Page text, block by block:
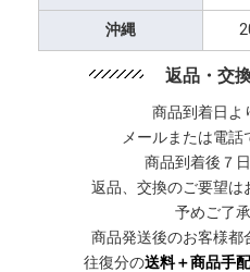
沖縄
返品・交
商品到着日よ
メールまたは電話
商品到着後７
返品、交換のご要望は
予めご了承
商品発送後のお客様都
往復分の送料＋商品手